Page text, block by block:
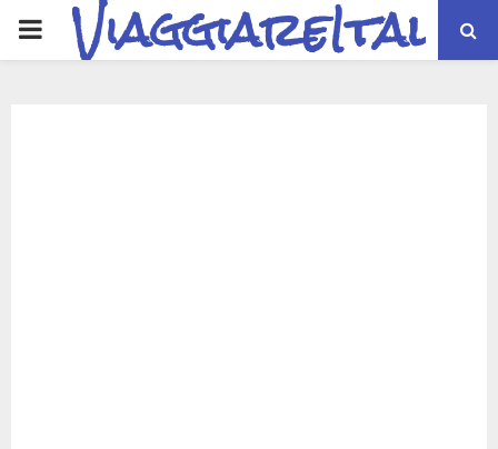
PRIMARYViaggiareItalia